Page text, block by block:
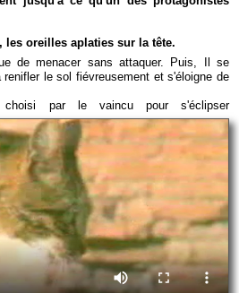
les oreilles aplaties sur la tête.
de menacer sans attaquer. Puis, Il se
le sol fiévreusement et s'éloigne de
par le vaincu pour s'éclipser